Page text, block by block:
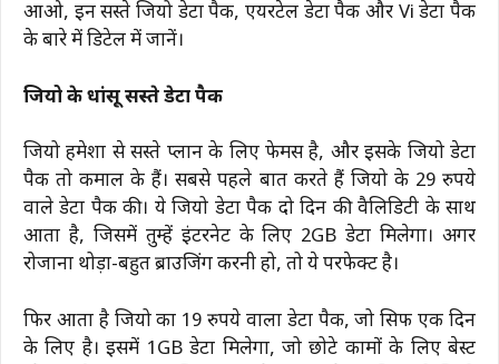
आओ, इन सस्ते जियो डेटा पैक, एयरटेल डेटा पैक और Vi डेटा पैक
के बारे में डिटेल में जानें।
जियो के धांसू सस्ते डेटा पैक
जियो हमेशा से सस्ते प्लान के लिए फेमस है, और इसके जियो डेटा
पैक तो कमाल के हैं। सबसे पहले बात करते हैं जियो के 29 रुपये
वाले डेटा पैक की। ये जियो डेटा पैक दो दिन की वैलिडिटी के साथ
आता है, जिसमें तुम्हें इंटरनेट के लिए 2GB डेटा मिलेगा। अगर
रोजाना थोड़ा-बहुत ब्राउजिंग करनी हो, तो ये परफेक्ट है।
फिर आता है जियो का 19 रुपये वाला डेटा पैक, जो सिर्फ एक दिन
के लिए है। इसमें 1GB डेटा मिलेगा, जो छोटे कामों के लिए बेस्ट